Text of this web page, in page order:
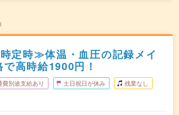
定時≫体温・血圧の記録メイ
高時給1900円！
費別途支給あり 土日祝日が休み 残業なし